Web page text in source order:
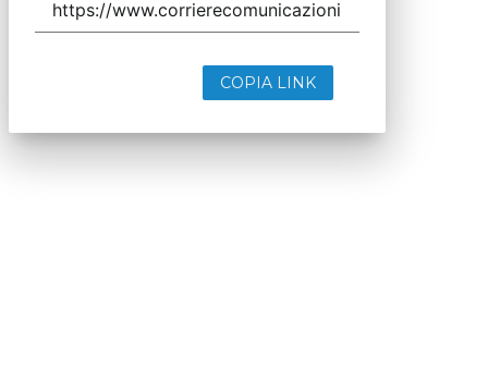
COPIA LINK